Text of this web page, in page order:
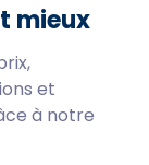
mieux
et
à notre